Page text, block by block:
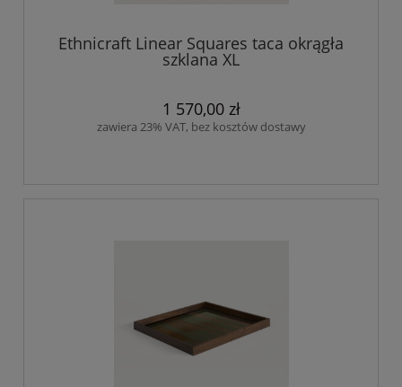
Ethnicraft Linear Squares taca okrągła
szklana XL
1 570,00 zł
zawiera 23% VAT, bez kosztów dostawy